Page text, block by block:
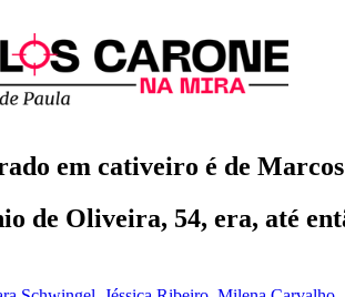
em cativeiro é de
de Oliveira, 54, era, até